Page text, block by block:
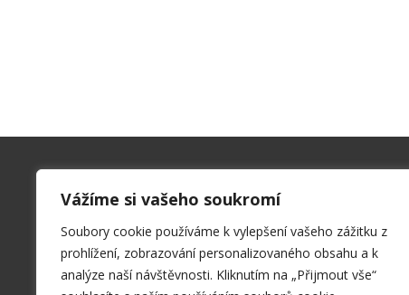
Vážíme si vašeho soukromí
Soubory cookie používáme k vylepšení vašeho zážitku z
prohlížení, zobrazování personalizovaného obsahu a k
analýze naší návštěvnosti. Kliknutím na „Přijmout vše“
Hrabákova 271, 261 01 Příbram II
sekret@spspb.cz
+420 326 551 611